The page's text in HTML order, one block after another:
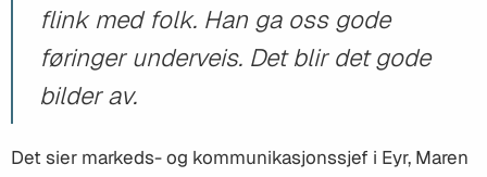
flink med folk. Han ga oss gode
føringer underveis. Det blir det gode
bilder av.
Det sier markeds- og kommunikasjonssjef i Eyr, Maren